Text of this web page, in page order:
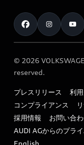
カタログ一覧
車検 / 定期点検
e-tronアフターサポ
myAudi
クオリティ
保証
メンテナンス
ファイナンス
キャンペーン / イベン
買取査定
お知らせ
オーナー様向けキャン
特定整備適用車一覧
リサイクル法
よくある質問（FAQ）
© 2026
reserved.
プレスリリース 利
コンプライアンス
採用情報
お問い合
AUDI AGからのプラ
English